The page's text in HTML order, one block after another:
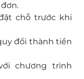
- an tâm giao
thì.chỗ trước khi
đổi thành tiền
chương trình